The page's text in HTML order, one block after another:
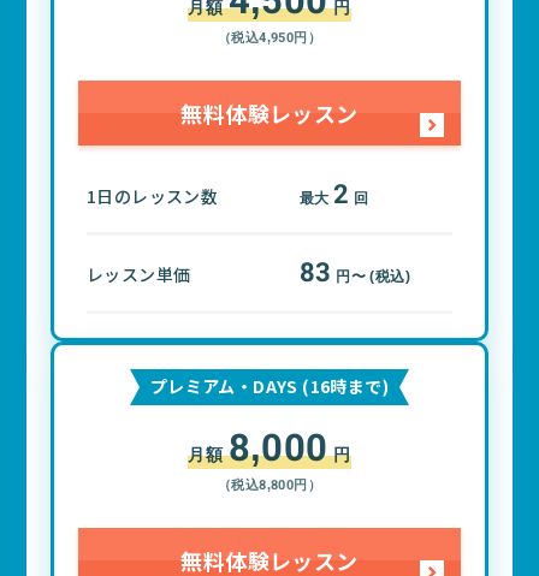
月額 円
（税込4,950円）
無料体験レッスン
1日のレッスン数 最大 2 回
レッスン単価 83 円〜 (税込)
プレミアム・DAYS (16時まで)
月額8,000円
（税込8,800円）
無料体験レッスン